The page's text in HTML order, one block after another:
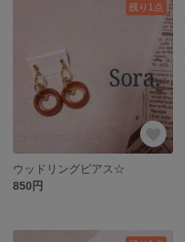
残り1点
ウッドリングピアス☆
850円